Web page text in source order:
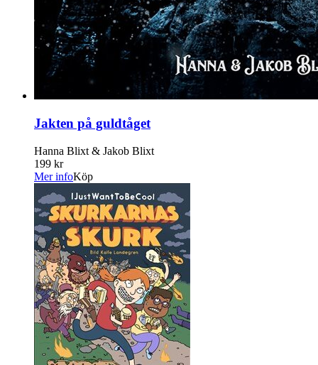
Jakten på guldtåget
Hanna Blixt & Jakob Blixt
199 kr
Mer infoKöp